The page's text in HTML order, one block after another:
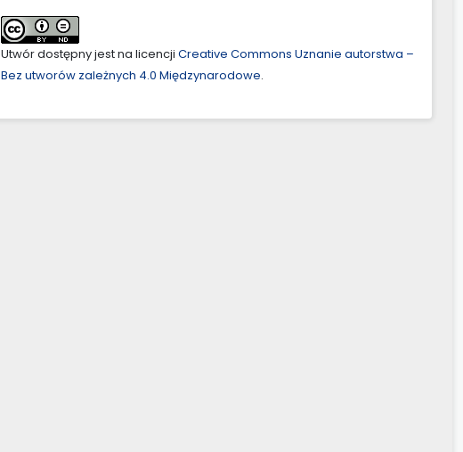
Utwór dostępny jest na licencji Creative Commons Uznanie autorstwa –
Bez utworów zależnych 4.0 Międzynarodowe.